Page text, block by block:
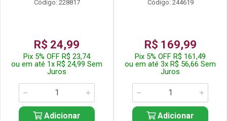
Código: 228817
R$ 24,99
Pix 5% OFF R$ 23,74
ou em até 1x R$ 24,99 Sem
Juros
Adicionar
Código: 244619
R$ 169,99
Pix 5% OFF R$ 161,49
ou em até 3x R$ 56,66 Sem
Juros
Adicionar